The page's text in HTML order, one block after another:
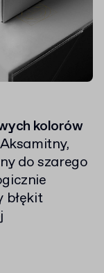
kolorów
Aksamitny,
do szarego
błękit